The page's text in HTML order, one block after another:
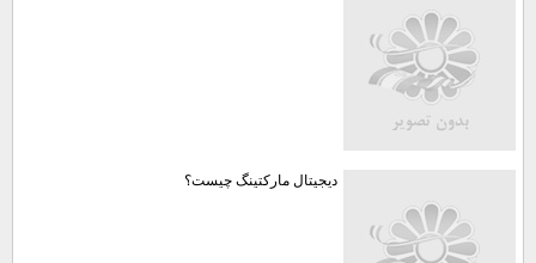
دیجیتال مارکتینگ چیست؟